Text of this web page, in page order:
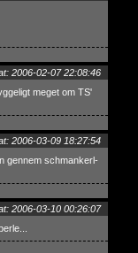
2006-02-07 22:08:46
meget om TS'
2006-03-09 18:27:54
gennem schmankerl-
2006-03-10 00:26:07